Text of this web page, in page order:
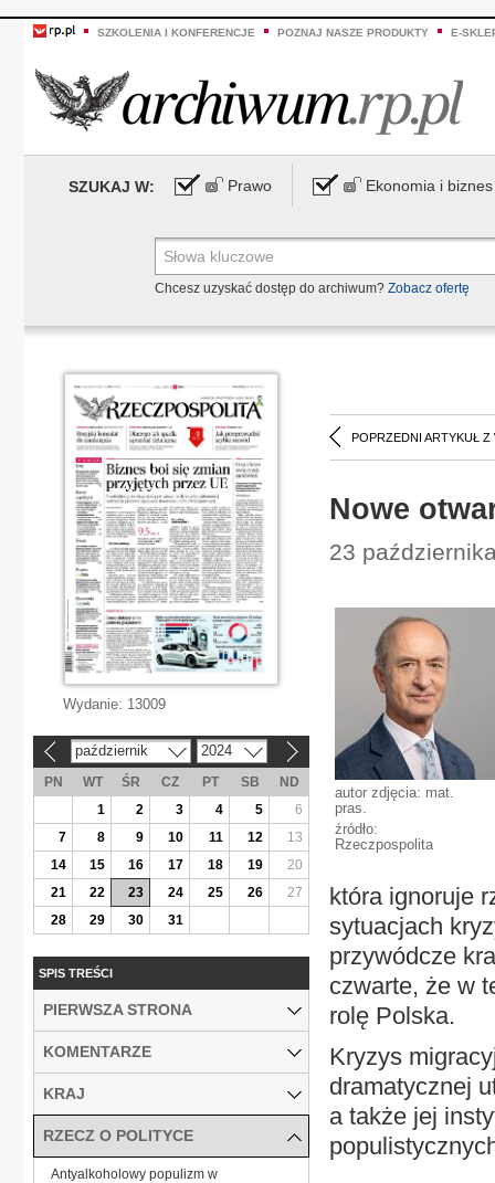
SZKOLENIA I KONFERENCJE POZNAJ NASZE PRODUKTY E-
SZUKAJ W: Prawo Ekonomia i biznes
Chcesz uzyskać dostęp do archiwum? Zobacz ofertę
POPRZEDNI ARTYKUŁ Z
Nowe
23
autor zdjęcia: mat.
pras.
źródło:
Rzeczpospolita
która ignoruje
sytuacjach
przywódcze
czwarte, że w
rolę Polska.
Kryzys
dramatycznej
a także jej
Wydanie: 13009
październik 2024
PN WT ŚR CZ PT SB
ND
1
2 3 4 5
6
7
8 9 10 11 12
13
14
15 16 17 18 19
20
21
22 23 24 25 26
27
28
29 30 31
SPIS TREŚCI
PIERWSZA STRONA
KOMENTARZE
KRAJ
RZECZ O POLITYCE
Antyalkoholowy populizm w